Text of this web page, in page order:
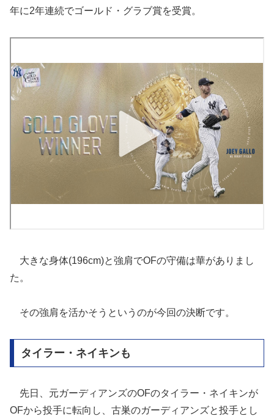
年に2年連続でゴールド・グラブ賞を受賞。
大きな身体(196cm)と強肩でOFの守備は華がありまし
た。
その強肩を活かそうというのが今回の決断です。
タイラー・ネイキンも
先日、元ガーディアンズのOFのタイラー・ネイキンが
OFから投手に転向し、古巣のガーディアンズと投手とし